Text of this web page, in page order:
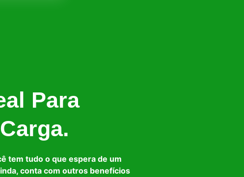
Para
tem tudo o que espera de um
conta com outros benefícios